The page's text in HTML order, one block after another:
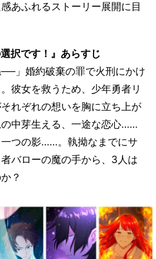
あふれるストーリー展開に目
択です！』あらすじ
──」婚約破棄の罪で火刑にかけ
彼女を救うため、少年勇者リ
れぞれの想いを胸に立ち上が
中芽生える、一途な恋心……
つの影……。執拗なまでにサ
バローの魔の手から、3人は
？